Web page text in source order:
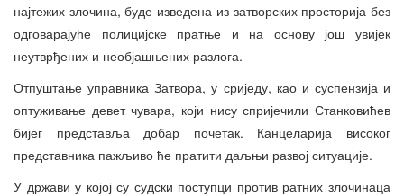
најтежих злочина, буде изведена из затворских просторија без
одговарајуће полицијске пратње и на основу још увијек
неутврђених и необјашњених разлога.
Отпуштање управника Затвора, у сриједу, као и суспензија и
оптуживање девет чувара, који нису спријечили Станковићев
бијег представља добар почетак. Канцеларија високог
представника пажљиво ће пратити даљњи развој ситуације.
У држави у којој су судски поступци против ратних злочинаца